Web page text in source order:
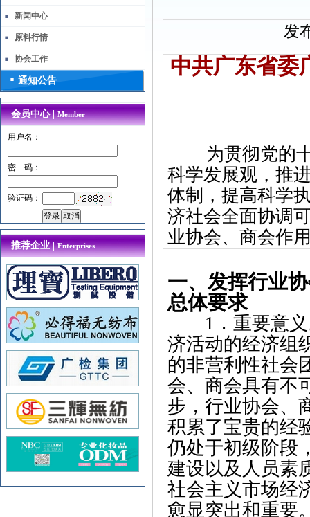
发
中共广东省委
为贯彻党的
科学发展观，推
体制，提高科学
济社会全面协调
业协会、商会作
一、发挥行业
总体要求
1．重要意
济活动的经济组
的非营利性社会
会、商会具有不
步，行业协会、
积累了宝贵的经
仍处于初级阶段
建设以及人员素
社会主义市场经
愈显突出和重要
新闻中心
原料行情
协会工作
通知公告
会员中心 |Member
用户名：
密 码：
验证码：
推荐企业 |Enterprises